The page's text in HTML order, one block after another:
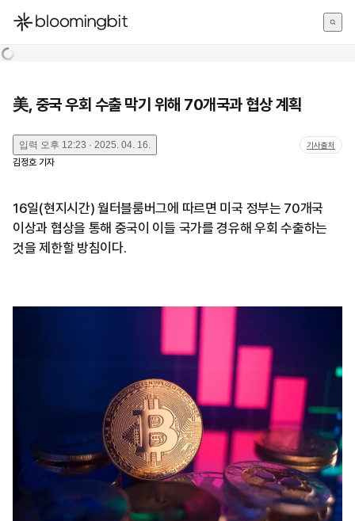
한국어
美, 중국 우회 수출 막기 위해 70개국과 협상 계획
입력 오후 12:23 · 2025. 04. 16. 기사출처
김정호 기자
16일(현지시간) 월터블룸버그에 따르면 미국 정부는 70개국
이상과 협상을 통해 중국이 이들 국가를 경유해 우회 수출하는
것을 제한할 방침이다.